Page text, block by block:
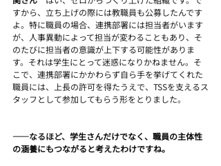
すから、立ち上げの際には教職員も公募したんです
よ。特に職員の場合、連携部署には担当者がいます
が、人事異動によって担当が変わることもあり、そ
のたびに担当者の意識が上下する可能性がありま
す。それは学生にとって迷惑になりかねません。そ
こで、連携部署にかかわらず自ら手を挙げてくれた
職員には、上長の許可を得たうえで、TSSを支えるス
タッフとして参加してもらう形をとりました。
――なるほど、 学生さんだけでなく、職員の主体性
の涵養にもつながると考えたわけですね。